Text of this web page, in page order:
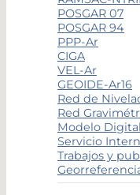
POSGAR 07
POSGAR 94
PPP-Ar
CIGA
VEL-Ar
GEOIDE-Ar16
Red de
Red
Modelo
Servicio
Trabajos y